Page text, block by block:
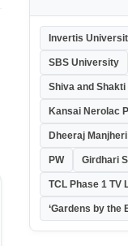
Invertis
SBS University
Shiva and Shakti
Kansai Nerolac
Dheeraj Manjheri
PW Girdhari
TCL Phase 1 TV
‘Gardens by the